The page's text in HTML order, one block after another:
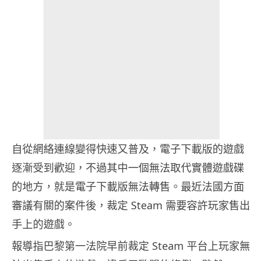
自從網絡連線變得快速又普及，電子下載版的遊戲
逐漸受到歡迎，不過其中一個無法取代實體遊戲碟
的地方，就是電子下載版無法轉售。最近法國方面
審議有關的案件後，裁定 Steam 需要容許玩家售出
手上的遊戲。
報導指巴黎第一法院早前裁定 Steam 平台上玩家無